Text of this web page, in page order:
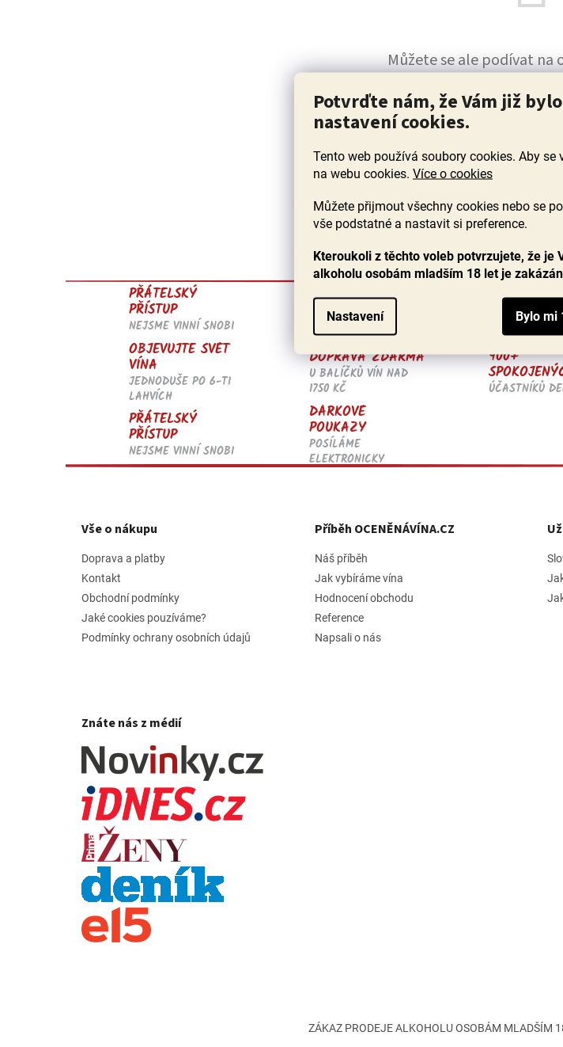
Potvrďte nám, že Vám již
nastavení cookies.
Tento web používá soubory cookies. Aby
na webu cookies. Více o cookies
Můžete přijmout všechny cookies nebo se
vše podstatné a nastavit si preference.
Kteroukoli z těchto voleb potvrzujete, že je
alkoholu osobám mladším 18 let je
Nastavení
Můžete se ale podívat na
ZPĚT DO
PŘÁTELSKÝ
PŘÍSTUP
NEJSME VINNÍ SNOBI
VÍNA
ROČNĚ OCHUTNÁM
PŘES 1500 VÍN
SKRYTÉ
RODINNÝCH
OBJEVUJTE SVĚT
VÍNA
JEDNODUŠE PO 6-TI
LAHVÍCH
DOPRAVA ZDARMA
U BALÍČKŮ VÍN NAD
1750 KČ
900+
ÚČASTNÍKŮ
PŘÁTELSKÝ
PŘÍSTUP
NEJSME VINNÍ SNOBI
DÁRKOVÉ
POUKAZY
POSÍLÁME
ELEKTRONICKY
Vše o nákupu
Doprava a platby
Kontakt
Obchodní podmínky
Jaké cookies pouzíváme?
Podmínky ochrany osobních údajů
Příběh OCENĚNÁVÍNA.CZ
Náš příběh
Jak vybíráme vína
Hodnocení obchodu
Reference
Napsali o nás
Znáte nás z médií
ZÁKAZ PRODEJE ALKOHOLU OSOBÁM MLADŠÍM